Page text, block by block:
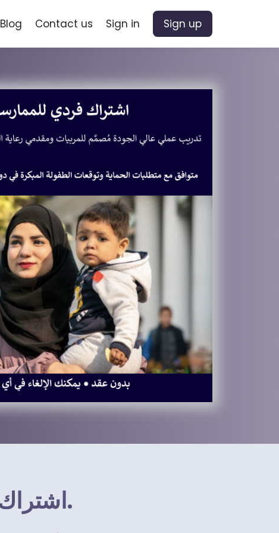
Blog Contact us Sign in Sign up
اشتراك واحد. تطوير مهني مستمر.